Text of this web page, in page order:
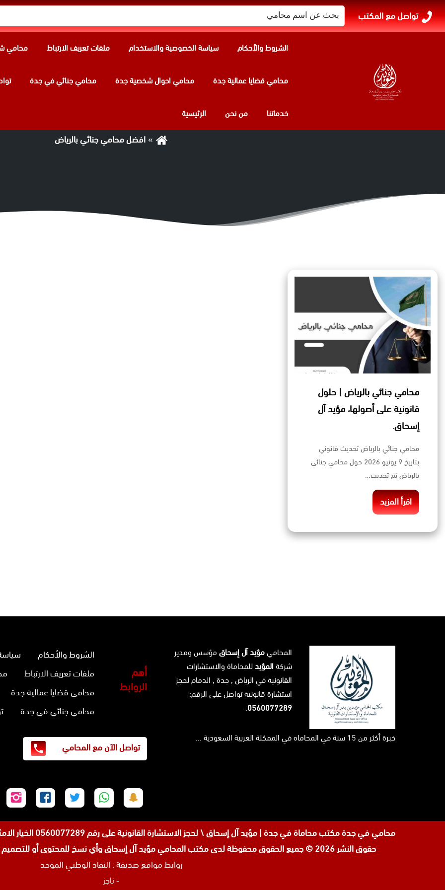
تواصل مع المكتب
البحث
عن:
الشروط والأحكام سياسة الخصوصية والاستخدام ملفات تعريف الارتباط محامي
محامي قضايا عمالية جدة محامي احوال شخصية جدة محامي جنائي في جدة
خدماتنا من نحن الرئيسية
الوسم:
افضل محامي جنائي بالرياض
محامي جنائي بالرياض | حلول
قانونية على أصولها، مؤيد آل
إسحاق.
محامي جنائي بالرياض تحديث قانوني
بتاريخ 9 يونيو 2026 حول محامي جنائي
بالرياض تم تحديث…
اقرأ المزيد
المحاميمؤيد آل إسحاق مؤسس ومدير
شركةالمؤيدللمحاماة والاستشارات
القانونية في الرياض , جدة , الدماملحجز
استشارة قانونية تواصل على الرقم:
0560077289
.
خبرة أكثر من 15 سنة في المحاماه في الممكلة العربية السعودية ...
أهم
الروابط
الشروط والأحكام
ملفات تعريف الارتباط
محامي قضايا عمالية جدة
محامي جنائي في جدة
تواصل الآن مع المحامي
على
سناب
شات
على
واتساب
على
تويتر
على
فيسبوك
على
محامي في جدةمكتب محاماة في جدة | مؤيد آل إسحاق \ لحجز الاستشارة القانونية على رقم 0560077289 الخيار الامثل للمواطنين والوافدين في عروس البحر الاحمر جده .
حقوق النشر 2026 © جميع الحقوق محفوظة لدى
مكتب المحامي مؤيد آل إسحاق وأي نسخ للمحتوى أو للتصميم
روابط مواقع صديقة : النفاذ الوطني الموحد
-ناجز